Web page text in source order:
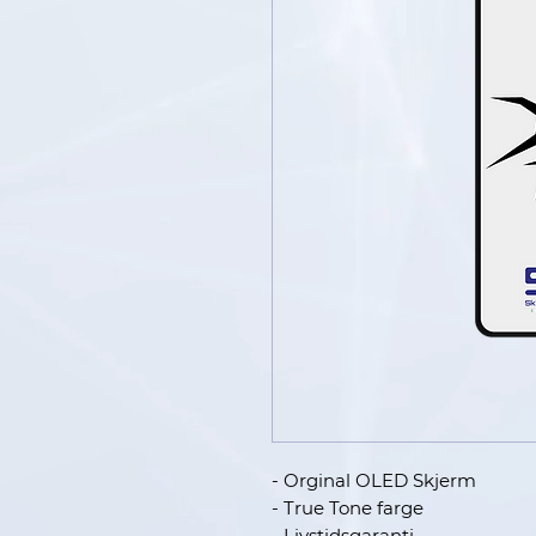
- Orginal OLED Skjerm
- True Tone farge